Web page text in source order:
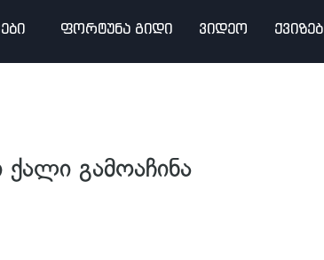
ფორტუნა გიდი ვიდეო
გამოაჩინა